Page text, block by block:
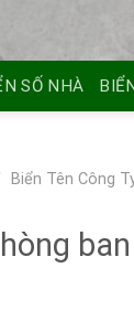
SỐ NHÀ
Biển Tên Công